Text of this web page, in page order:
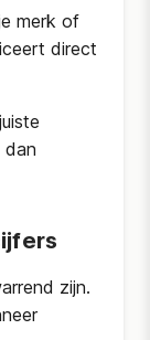
merk of
direct
dan
zijn.